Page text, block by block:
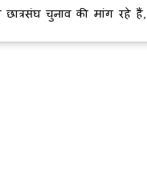
छात्रसंघ चुनाव की मांग रहे